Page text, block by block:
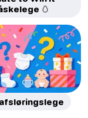
🥚